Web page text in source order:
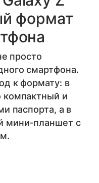
формат
просто
смартфона.
к формату: в
компактный и
паспорта, а в
мини-планшет с